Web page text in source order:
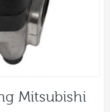
Mitsubishi